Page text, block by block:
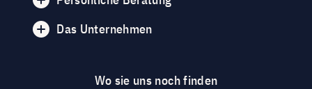
Das Unternehmen
Wo sie uns noch finden